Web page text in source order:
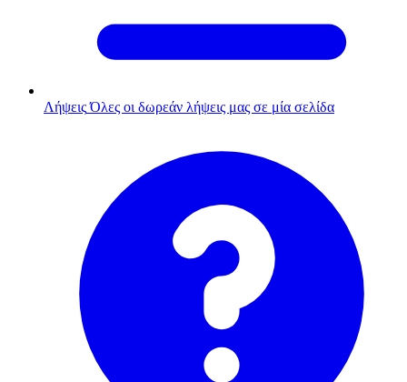
Λήψεις Όλες οι δωρεάν λήψεις μας σε μία σελίδα